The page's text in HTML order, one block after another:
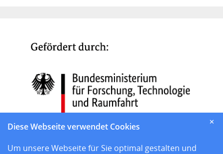
✕
Diese Webseite verwendet Cookies
Um unsere Webseite für Sie optimal gestalten und